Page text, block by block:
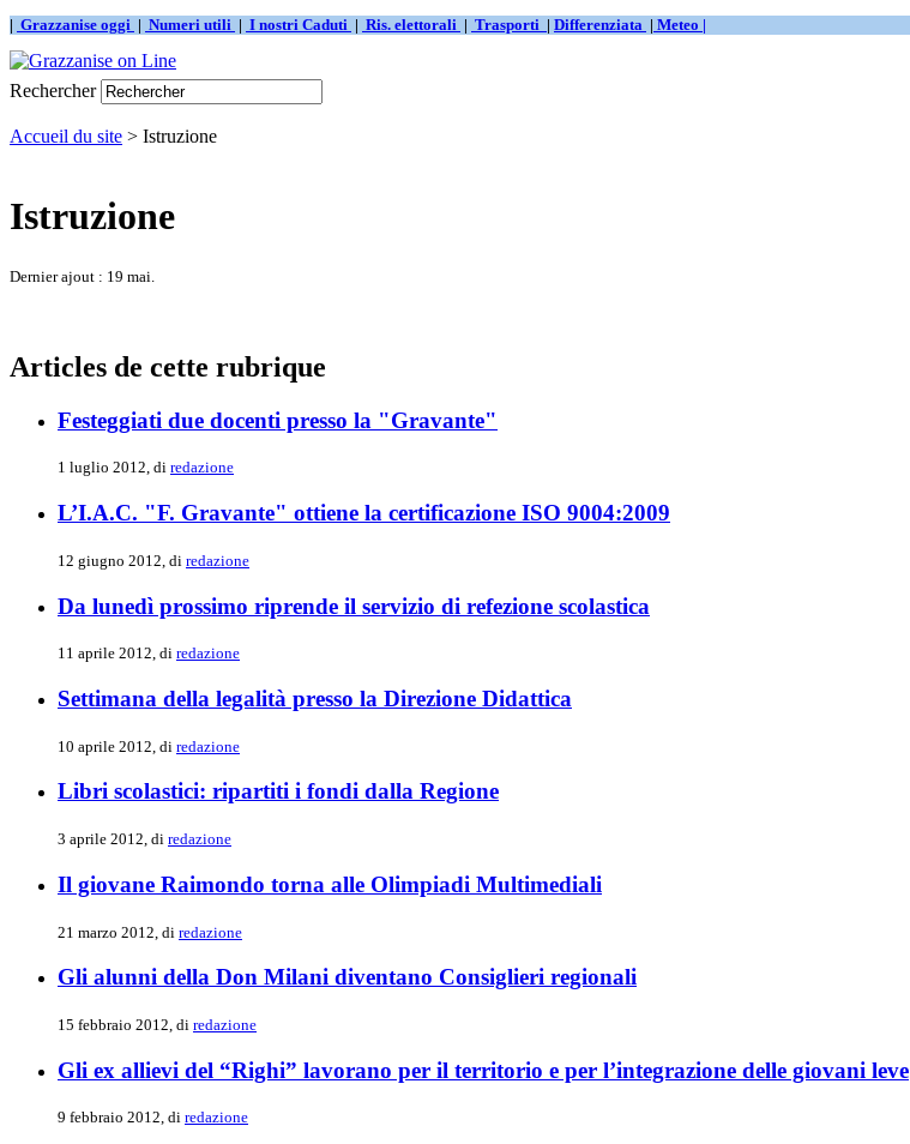
| Grazzanise oggi | Numeri utili | I nostri Caduti | Ris. elettorali | Trasporti | Differenziata | Meteo |
Rechercher
Accueil du site > Istruzione
Istruzione
Dernier ajout : 19 mai.
Articles de cette rubrique
Festeggiati due docenti presso la "Gravante"
1 luglio 2012, di redazione
L’I.A.C. "F. Gravante" ottiene la certificazione ISO 9004:2009
12 giugno 2012, di redazione
Da lunedì prossimo riprende il servizio di refezione scolastica
11 aprile 2012, di redazione
Settimana della legalità presso la Direzione Didattica
10 aprile 2012, di redazione
Libri scolastici: ripartiti i fondi dalla Regione
3 aprile 2012, di redazione
Il giovane Raimondo torna alle Olimpiadi Multimediali
21 marzo 2012, di redazione
Gli alunni della Don Milani diventano Consiglieri regionali
15 febbraio 2012, di redazione
Gli ex allievi del “Righi” lavorano per il territorio e per l’integrazione delle giovani leve
9 febbraio 2012, di redazione